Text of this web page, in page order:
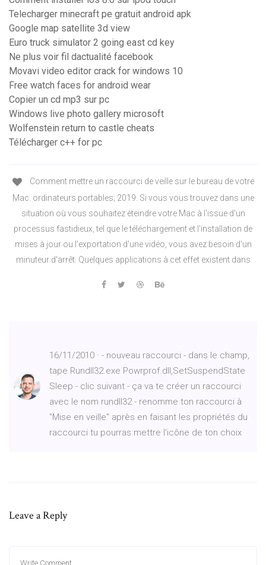
Telecharger minecraft pe gratuit android apk
Google map satellite 3d view
Euro truck simulator 2 going east cd key
Ne plus voir fil dactualité facebook
Movavi video editor crack for windows 10
Free watch faces for android wear
Copier un cd mp3 sur pc
Windows live photo gallery microsoft
Wolfenstein return to castle cheats
Télécharger c++ for pc
Comment mettre un raccourci de veille sur le bureau de votre
Mac. ordinateurs portables; 2019. Si vous vous trouvez dans une
situation où vous souhaitez éteindre votre Mac à l'issue d'un
processus fastidieux, tel que le téléchargement et l'installation de
mises à jour ou l'exportation d'une vidéo, vous avez besoin d'un
minuteur d'arrêt. Quelques applications à cet effet existent dans
16/11/2010 · - nouveau raccourci - dans le champ,
tape Rundll32.exe Powrprof.dll,SetSuspendState
Sleep - clic suivant - ça va te créer un raccourci
avec le nom rundll32 - renomme ton raccourci à
"Mise en veille" après en faisant les propriétés du
raccourci tu pourras mettre l'icône de ton choix
Leave a Reply